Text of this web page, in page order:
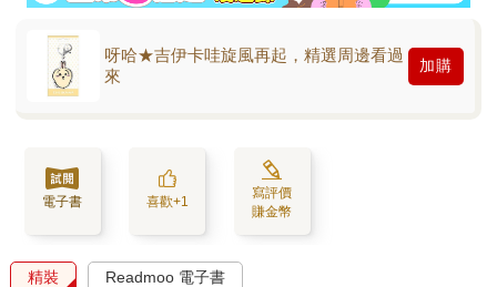
呀哈★吉伊卡哇旋風再起，精選周邊看過
來
加購
電子書 喜歡+1
寫評價
賺金幣
精裝 Readmoo 電子書